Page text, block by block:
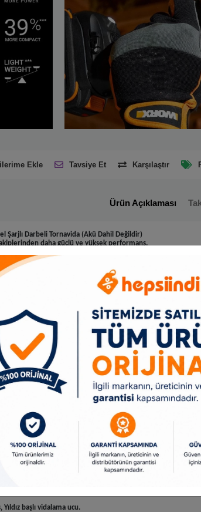
Ekle Tavsiye Et Karşılaştır
Ürün Açıklaması
Şarjlı Darbeli Tornavida (Akü Dahil Değildir)
daha güçlü ve yüksek performans.
için tasarlanmış teknolojik donanımları en üst
üzere tasarlanmış kömürsüz motor teknolojisi sayesinde
WORX akünüzü tüm 20V/40V/80V Worx akülü
ile en zorlu uygulamalarda dahi zorlanmadan
sökemediği zorlu vidalama uygulamaları için geliştirilmiştir.
sıkışmış, paslanmış hatta vida yuvası bozulmuş vidalarda
kullanılan malzemeye göre en uygun hız kontrolü.
ve uç sıkışması gibi durumlarda otomatik olarak akü
şalter ile hassas tork ve devir ayarlama imkânı sağlar.
hassasiyeti devre dışı bırakılarak yüke bindiğinde dahi
somun başlı vidaların sökme işlemi bittiğinde, tork
ve uç sıkışması gibi durumlarda otomatik olarak akü
darbe mekanizması ve şanzıman yapısı sayesinde
sayesinde düşmelere karşı üstün koruma sağlarken aşırı
hızlı aksesuar değiştirme imkânı sağlar.
başlı vidalama ucu.